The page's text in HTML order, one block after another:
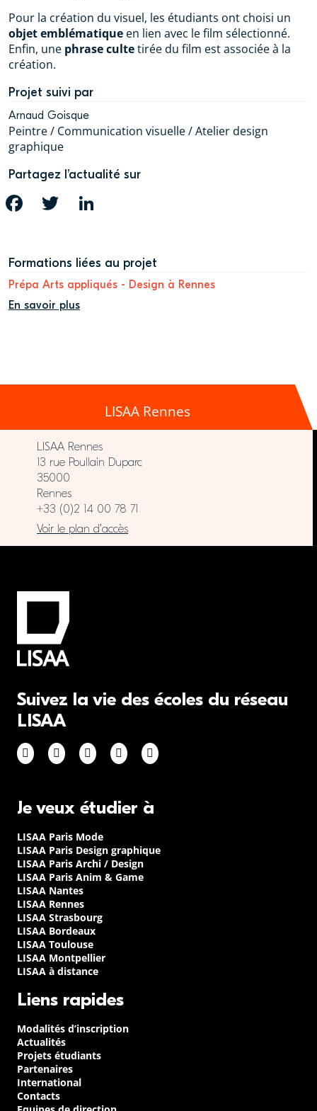
Pour la création du visuel, les étudiants ont choisi un
objet emblématique en lien avec le film sélectionné.
Enfin, une phrase cultetirée du film est associée à la
création.
Projet suivi par
Arnaud Goisque
Peintre / Communication visuelle / Atelier design
graphique
Partagez l’actualité sur
FACEBOOK TWITTER
Formations liées au projet
Prépa Arts appliqués - Design à Rennes
En savoir plus
LISAA Rennes
LISAA Rennes
13 rue Poullain Duparc
35000
Rennes
+33 (0)2 14 00 78 71
Voir le plan d’accès
Suivez la vie des écoles du réseau
LISAA
Je veux étudier à
LISAA Paris Mode
LISAA Paris Design graphique
LISAA Paris Archi / Design
LISAA Paris Anim & Game
LISAA Nantes
LISAA Rennes
LISAA Strasbourg
LISAA Bordeaux
LISAA Toulouse
LISAA Montpellier
LISAA à distance
Liens rapides
Modalités d’inscription
Actualités
Projets étudiants
Partenaires
International
Contacts